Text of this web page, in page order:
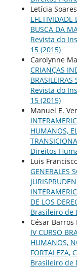
Letícia
BUSCA DA
Revista do
15 (2015)
Carolynne
CRIANÇAS
Revista do
15 (2015)
Manuel E.
HUMANOS,
Direitos
Luis
GENERALES
DE LOS
Brasileiro de
César Barros
IV CURSO
HUMANOS,
FORTALEZA,
Brasileiro de